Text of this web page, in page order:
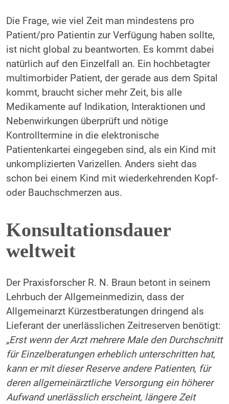
Die Frage, wie viel Zeit man mindestens pro
Patient/pro Patientin zur Verfügung haben sollte,
ist nicht global zu beantworten. Es kommt dabei
natürlich auf den Einzelfall an. Ein hochbetagter
multimorbider Patient, der gerade aus dem Spital
kommt, braucht sicher mehr Zeit, bis alle
Medikamente auf Indikation, Interaktionen und
Nebenwirkungen überprüft und nötige
Kontrolltermine in die elektronische
Patientenkartei eingegeben sind, als ein Kind mit
unkomplizierten Varizellen. Anders sieht das
schon bei einem Kind mit wiederkehrenden Kopf-
oder Bauchschmerzen aus.
Konsultationsdauer
weltweit
Der Praxisforscher R. N. Braun betont in seinem
Lehrbuch der Allgemeinmedizin, dass der
Allgemeinarzt Kürzestberatungen dringend als
Lieferant der unerlässlichen Zeitreserven benötigt:
„Erst wenn der Arzt mehrere Male den Durchschnitt
für Einzelberatungen erheblich unterschritten hat,
kann er mit dieser Reserve andere Patienten, für
deren allgemeinärztliche Versorgung ein höherer
Aufwand unerlässlich erscheint, längere Zeit